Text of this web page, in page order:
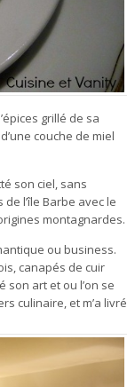
grillé de sa
couche de miel
son ciel, sans
l’île Barbe avec le
montagnardes.
ou business.
canapés de cuir
son art et ou l’on se
culinaire, et m’a livré